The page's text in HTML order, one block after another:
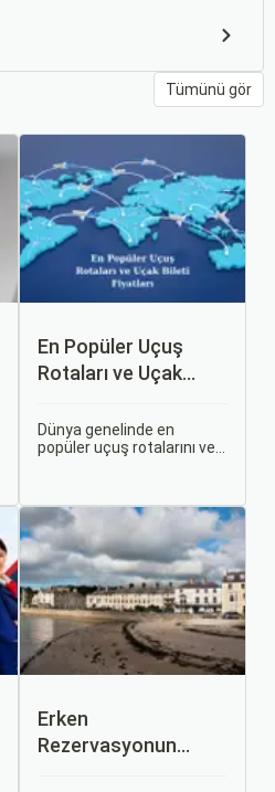
Tümünü gör
En Popüler Uçuş
Rotaları ve Uçak
Dünya genelinde en
popüler uçuş rotalarını ve
kapsamlı bir konudur. En
popüler rotalar, çeşitli
faktörlere bağlı olarak
değişebilir; bunlar arasında
ekonomik durumlar, turizm
trendleri ve uluslararası
ilişkiler bulunmaktadır.
Erken
Rezervasyonun